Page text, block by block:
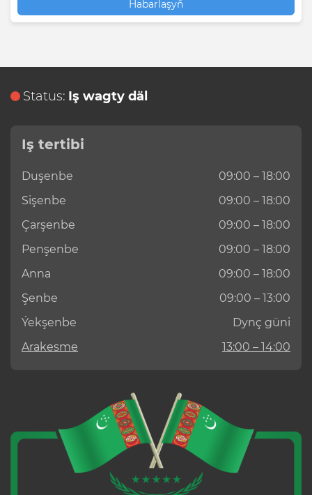
Habarlaşyň
Status: Iş wagty däl
Iş tertibi
Duşenbe
09:00 – 18:00
Sişenbe
09:00 – 18:00
Çarşenbe
09:00 – 18:00
Penşenbe
09:00 – 18:00
Anna
09:00 – 18:00
Şenbe
09:00 – 13:00
Ýekşenbe
Dynç güni
Arakesme
13:00 – 14:00